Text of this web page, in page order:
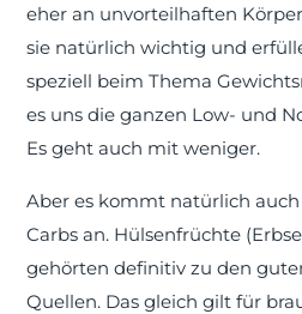
eher an unvorteilhaften
sie natürlich wichtig und
speziell beim Thema
es uns die ganzen Low- und
Es geht auch mit weniger.
Aber es kommt natürlich
Carbs an. Hülsenfrüchte
gehörten definitiv zu den
Quellen. Das gleich gilt für